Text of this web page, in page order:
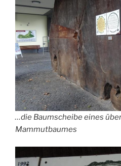
…die Baumscheibe eines
Mammutbaumes